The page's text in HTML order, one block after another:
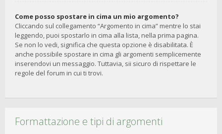
Come posso spostare in cima un mio argomento?
Cliccando sul collegamento “Argomento in cima” mentre lo stai
leggendo, puoi spostarlo in cima alla lista, nella prima pagina.
Se non lo vedi, significa che questa opzione è disabilitata. È
anche possibile spostare in cima gli argomenti semplicemente
inserendovi un messaggio. Tuttavia, sii sicuro di rispettare le
regole del forum in cui ti trovi.
Formattazione e tipi di argomenti